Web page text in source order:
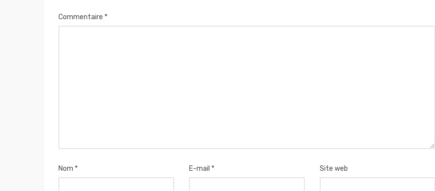
Commentaire *
Nom * E-mail * Site web